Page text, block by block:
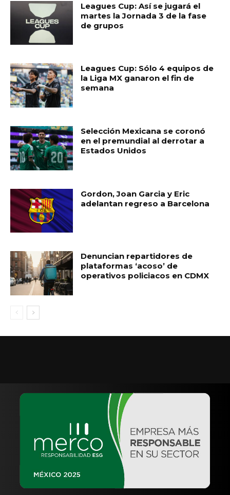
Leagues Cup: Así se jugará el
martes la Jornada 3 de la fase
de grupos
Leagues Cup: Sólo 4 equipos de
la Liga MX ganaron el fin de
semana
Selección Mexicana se coronó
en el premundial al derrotar a
Estados Unidos
Gordon, Joan Garcia y Eric
adelantan regreso a Barcelona
Denuncian repartidores de
plataformas ‘acoso’ de
operativos policiacos en CDMX